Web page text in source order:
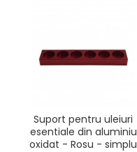
Suport pentru uleiuri
esentiale din aluminiu
oxidat - Rosu - simplu